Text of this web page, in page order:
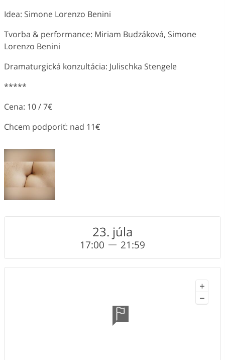
Idea: Simone Lorenzo Benini
Tvorba & performance: Miriam Budzáková, Simone
Lorenzo Benini
Dramaturgická konzultácia: Julischka Stengele
*****
Cena: 10 / 7€
Chcem podporiť: nad 11€
23. júla
17:00 21:59
+
−